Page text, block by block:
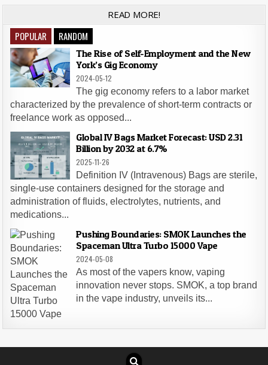
READ MORE!
POPULAR RANDOM
The Rise of Self-Employment and the New
York’s Gig Economy
2024-05-12
The gig economy refers to a labor market
characterized by the prevalence of short-term contracts or
freelance work as opposed...
Global IV Bags Market Forecast: USD 2.31
Billion by 2032 at 6.7%
2025-11-26
Definition IV (Intravenous) Bags are sterile,
single-use containers designed for the storage and
administration of fluids, electrolytes, nutrients, and
medications...
Pushing Boundaries: SMOK Launches the
Spaceman Ultra Turbo 15000 Vape
2024-05-08
As most of the vapers know, vaping
innovation never stops. SMOK, a top brand
in the vape industry, unveils its...